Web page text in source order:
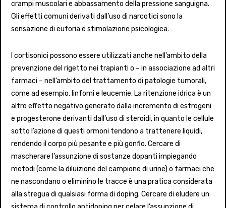
crampi muscolari e abbassamento della pressione sanguigna.
Gli effetti comuni derivati dall’uso di narcotici sono la
sensazione di euforia e stimolazione psicologica.
I cortisonici possono essere utilizzati anche nell’ambito della
prevenzione del rigetto nei trapianti o – in associazione ad altri
farmaci – nell’ambito del trattamento di patologie tumorali,
come ad esempio, linfomi e leucemie. La ritenzione idrica è un
altro effetto negativo generato dalla incremento di estrogeni
e progesterone derivanti dall’uso di steroidi, in quanto le cellule
sotto l’azione di questi ormoni tendono a trattenere liquidi,
rendendo il corpo più pesante e più gonfio. Cercare di
mascherare l’assunzione di sostanze dopanti impiegando
metodi (come la diluizione del campione di urine) o farmaci che
ne nascondano o eliminino le tracce è una pratica considerata
alla stregua di qualsiasi forma di doping. Cercare di eludere un